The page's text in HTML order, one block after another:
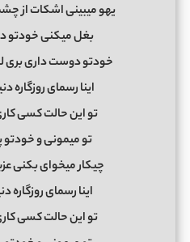
یهو میبینی اشکات از
بغل میکنی خودتو
خودتو دوست داری بری
اینا رسمای روزگاره
تو این حالت کسی
تو میمونی و خودتو
چیکار میخوای بکنی
اینا رسمای روزگاره
تو این حالت کسی